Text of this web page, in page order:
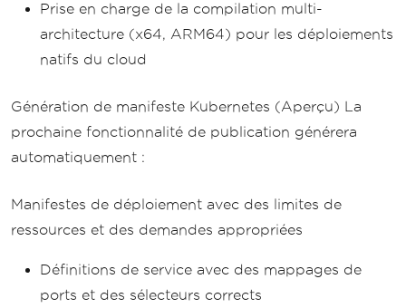
Prise en charge de la compilation multi-
architecture (x64, ARM64) pour les déploiements
natifs du cloud
Génération de manifeste Kubernetes (Aperçu) La
prochaine fonctionnalité de publication générera
automatiquement :
Manifestes de déploiement avec des limites de
ressources et des demandes appropriées
Définitions de service avec des mappages de
ports et des sélecteurs corrects